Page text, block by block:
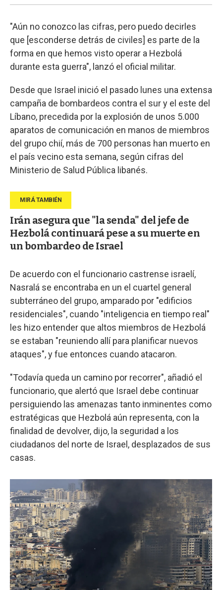
"Aún no conozco las cifras, pero puedo decirles
que [esconderse detrás de civiles] es parte de la
forma en que hemos visto operar a Hezbolá
durante esta guerra", lanzó el oficial militar.
Desde que Israel inició el pasado lunes una extensa
campaña de bombardeos contra el sur y el este del
Líbano, precedida por la explosión de unos 5.000
aparatos de comunicación en manos de miembros
del grupo chií, más de 700 personas han muerto en
el país vecino esta semana, según cifras del
Ministerio de Salud Pública libanés.
Irán asegura que "la senda" del jefe de
Hezbolá continuará pese a su muerte en
un bombardeo de Israel
De acuerdo con el funcionario castrense israelí,
Nasralá se encontraba en un el cuartel general
subterráneo del grupo, amparado por "edificios
residenciales", cuando "inteligencia en tiempo real"
les hizo entender que altos miembros de Hezbolá
se estaban "reuniendo allí para planificar nuevos
ataques", y fue entonces cuando atacaron.
"Todavía queda un camino por recorrer", añadió el
funcionario, que alertó que Israel debe continuar
persiguiendo las amenazas tanto inminentes como
estratégicas que Hezbolá aún representa, con la
finalidad de devolver, dijo, la seguridad a los
ciudadanos del norte de Israel, desplazados de sus
casas.